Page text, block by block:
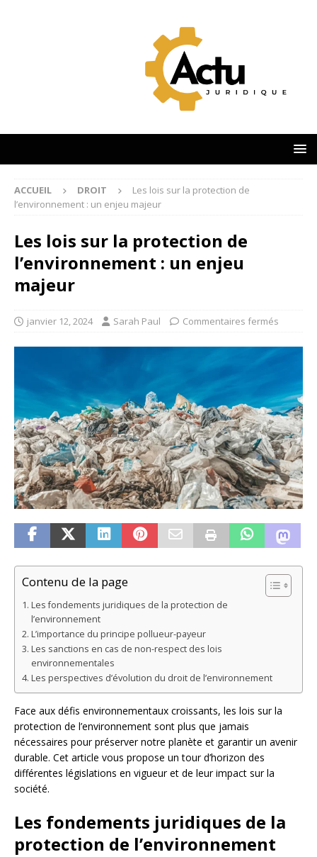
ACCUEIL DROIT
Les lois sur la protection de
l’environnement : un enjeu majeur
Les lois sur la protection de
l’environnement : un enjeu
majeur
janvier 12, 2024 Sarah Paul Commentaires fermés
Contenu de la page
Les fondements juridiques de la protection de
l’environnement
L’importance du principe pollueur-payeur
Les sanctions en cas de non-respect des lois
environnementales
Les perspectives d’évolution du droit de l’environnement
Face aux défis environnementaux croissants, les lois sur la
protection de l’environnement sont plus que jamais
nécessaires pour préserver notre planète et garantir un avenir
durable. Cet article vous propose un tour d’horizon des
différentes législations en vigueur et de leur impact sur la
société.
Les fondements juridiques de la
protection de l’environnement